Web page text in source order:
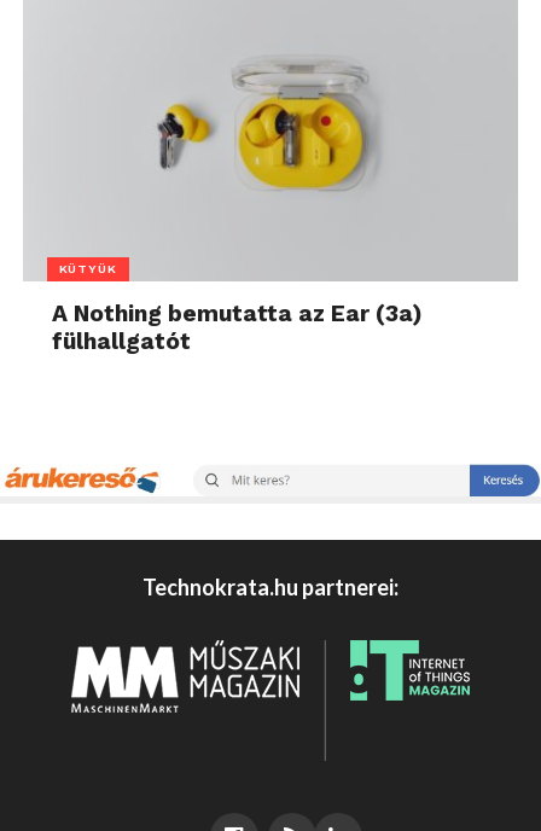
KÜTYÜK
A Nothing bemutatta az Ear (3a)
fülhallgatót
Technokrata.hu partnerei: